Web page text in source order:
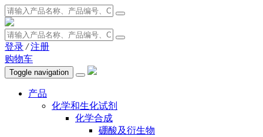
登录 / 注册
购物车
Toggle navigation
产品
化学和生化试剂
化学合成
硼酸及衍生物